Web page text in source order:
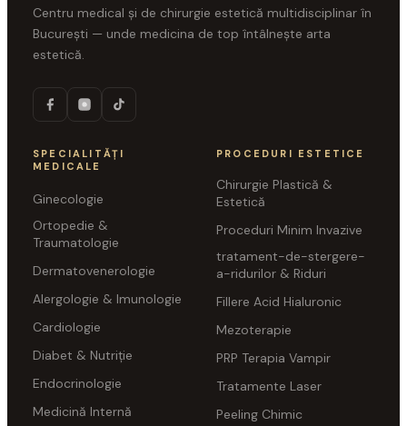
Centru medical și de chirurgie estetică multidisciplinar în
București — unde medicina de top întâlnește arta
estetică.
SPECIALITĂȚI
MEDICALE
Ginecologie
Ortopedie &
Traumatologie
Dermatovenerologie
Alergologie & Imunologie
Cardiologie
Diabet & Nutriție
Endocrinologie
Medicină Internă
PROCEDURI ESTETICE
Chirurgie Plastică &
Estetică
Proceduri Minim Invazive
tratament-de-stergere-
a-ridurilor & Riduri
Fillere Acid Hialuronic
Mezoterapie
PRP Terapia Vampir
Tratamente Laser
Peeling Chimic